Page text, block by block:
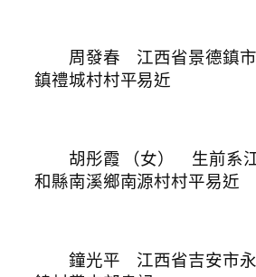
周發春 江西省景德鎮市
鎮禮城村村平易近
胡彤霞
（女） 生前系
和縣南溪鄉南源村村平易近
鐘光平 江西省吉安市永